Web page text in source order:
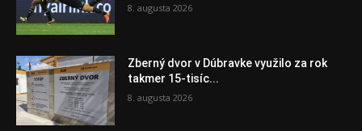
8. augusta 2026
Zberný dvor v Dúbravke využilo za rok
takmer 15-tisíc...
8. augusta 2026